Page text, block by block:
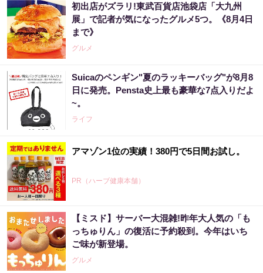
初出店がズラリ!東武百貨店池袋店「大九州
展」で記者が気になったグルメ5つ。《8月4日
まで》
グルメ
Suicaのペンギン"夏のラッキーバッグ"が8月8
日に発売。Pensta史上最も豪華な7点入りだよ
~。
ライフ
アマゾン1位の実績！380円で5日間お試し。
PR（ハーブ健康本舗）
【ミスド】サーバー大混雑!昨年大人気の「も
っちゅりん」の復活に予約殺到。今年はいち
ご味が新登場。
グルメ